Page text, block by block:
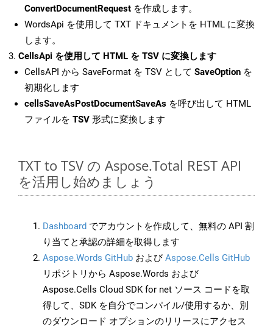
ConvertDocumentRequest を作成します。
WordsApi を使用して TXT ドキュメントを HTML に変換
します。
CellsApi を使用して HTML を TSV に変換します
CellsAPI から SaveFormat を TSV として SaveOption を
初期化します
cellsSaveAsPostDocumentSaveAs を呼び出して HTML
ファイルを TSV 形式に変換します
TXT to TSV の Aspose.Total REST API
を活用し始めましょう
Dashboard でアカウントを作成して、無料の API 割
り当てと承認の詳細を取得します
Aspose.Words GitHub およびAspose.Cells GitHub
リポジトリから Aspose.Words および
Aspose.Cells Cloud SDK for net ソース コードを取
得して、SDK を自分でコンパイル/使用するか、別
のダウンロード オプションのリリースにアクセス